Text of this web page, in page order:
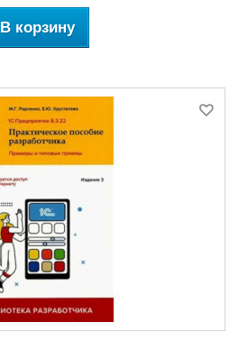
В корзину